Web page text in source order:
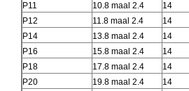
P11 10.8 maal 2.4 14
P12
11.8 maal 2.4 14
P14
13.8 maal 2.4 14
P16
15.8 maal 2.4 14
P18
17.8 maal 2.4 14
P20
19.8 maal 2.4 14